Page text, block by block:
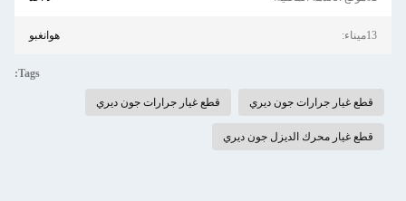
13ميناء: هوانغبو
Tags:
قطع غيار جرارات جون ديري قطع غيار جرارات جون ديري
قطع غيار محرك الديزل جون ديري